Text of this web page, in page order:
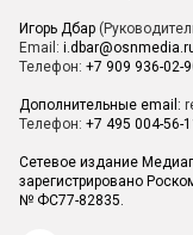
Игорь Дбар
Email:
Телефон: +7 909 936-02-
Дополнительные email:
Телефон: +7 495 004-56-
Сетевое издание
зарегистрировано
№ ФС77-82835.